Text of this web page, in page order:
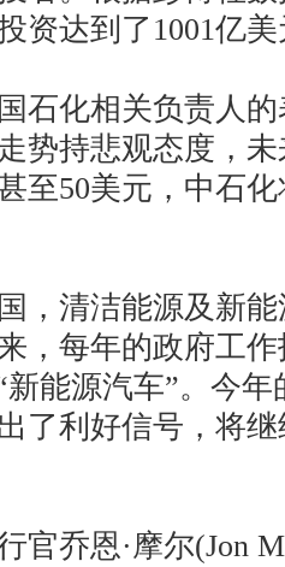
资达到了1001亿
化相关负责人的
势持悲观态度，
至50美元，中石
清洁能源及新能
，每年的政府工
新能源汽车”。今
了利好信号，将
乔恩·摩尔(Jon